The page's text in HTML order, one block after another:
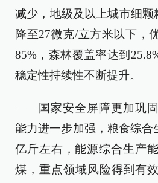
减少，地级及以上城市细颗
降至27微克/立方米以下，
85%，森林覆盖率达到
稳定性持续性不断提升。
——国家安全屏障更加巩
能力进一步加强，粮食综合
亿斤左右，能源综合生产
煤，重点领域风险得到有